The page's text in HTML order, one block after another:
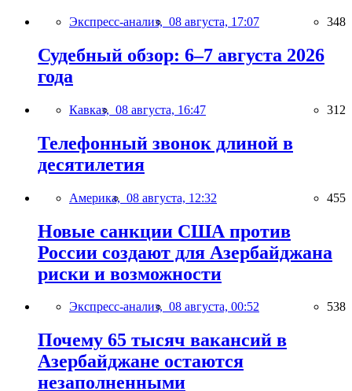
Экспресс-анализ, 08 августа, 17:07 348
Судебный обзор: 6–7 августа 2026
года
Кавказ, 08 августа, 16:47 312
Телефонный звонок длиной в
десятилетия
Америка, 08 августа, 12:32 455
Новые санкции США против
России создают для Азербайджана
риски и возможности
Экспресс-анализ, 08 августа, 00:52 538
Почему 65 тысяч вакансий в
Азербайджане остаются
незаполненными